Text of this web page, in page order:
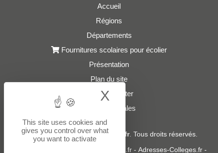
Accueil
Régions
Départements
Fournitures scolaires pour écolier
Présentation
Plan du site
Nous contacter
Mentions légales
© 2021 - 2026Adresses-Ecoles.fr. Tous droits réservés.
donneespubliques.fr - Adresses-Colleges.fr -
This site uses cookies and
gives you control over what
you want to activate
X Hide cookie